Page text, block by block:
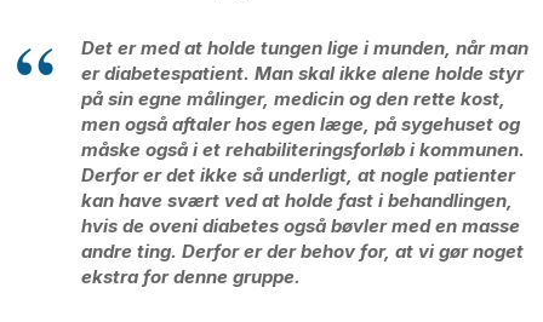
Det er med at holde tungen lige i munden, når man
er diabetespatient. Man skal ikke alene holde styr
på sin egne målinger, medicin og den rette kost,
men også aftaler hos egen læge, på sygehuset og
måske også i et rehabiliteringsforløb i kommunen.
Derfor er det ikke så underligt, at nogle patienter
kan have svært ved at holde fast i behandlingen,
hvis de oveni diabetes også bøvler med en masse
andre ting. Derfor er der behov for, at vi gør noget
ekstra for denne gruppe.